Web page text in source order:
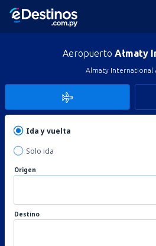
Aeropuerto Ałmaty
Almaty International
Ida y vuelta
Solo ida
Origen
Destino